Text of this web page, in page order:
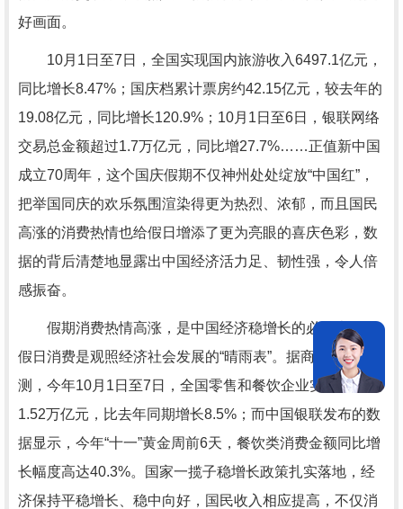
好画面。
10月1日至7日，全国实现国内旅游收入6497.1亿元，
同比增长8.47%；国庆档累计票房约42.15亿元，较去年的
19.08亿元，同比增长120.9%；10月1日至6日，银联网络
交易总金额超过1.7万亿元，同比增27.7%……正值新中国
成立70周年，这个国庆假期不仅神州处处绽放“中国红”，
把举国同庆的欢乐氛围渲染得更为热烈、浓郁，而且国民
高涨的消费热情也给假日增添了更为亮眼的喜庆色彩，数
据的背后清楚地显露出中国经济活力足、韧性强，令人倍
感振奋。
假期消费热情高涨，是中国经济稳增长的必然表现。
假日消费是观照经济社会发展的“晴雨表”。据商务部监
测，今年10月1日至7日，全国零售和餐饮企业实现销售额
1.52万亿元，比去年同期增长8.5%；而中国银联发布的数
据显示，今年“十一”黄金周前6天，餐饮类消费金额同比增
长幅度高达40.3%。国家一揽子稳增长政策扎实落地，经
济保持平稳增长、稳中向好，国民收入相应提高，不仅消